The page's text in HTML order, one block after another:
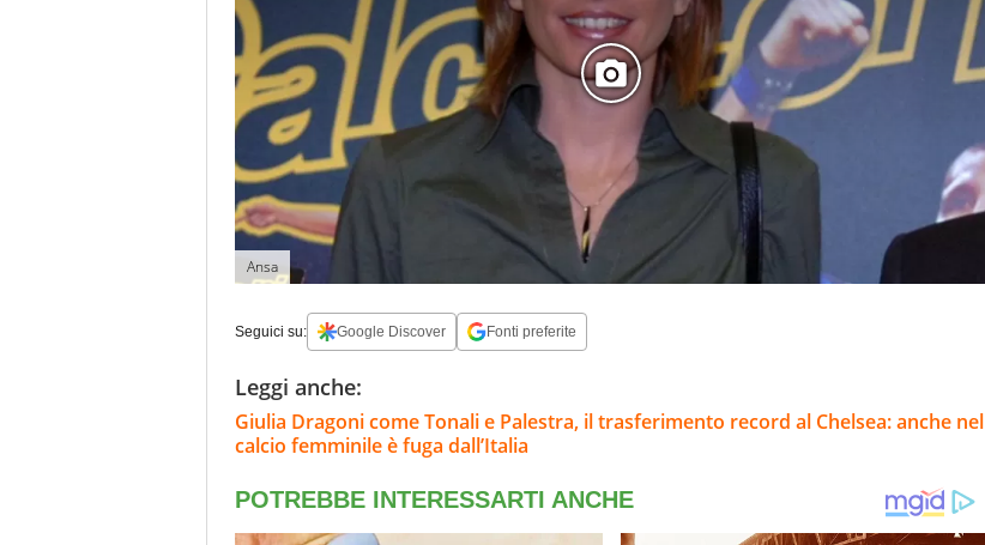
Ansa
Seguici su: Google Discover Fonti preferite
Leggi anche:
Giulia Dragoni come Tonali e Palestra, il trasferimento record al Chelsea: anche nel
calcio femminile è fuga dall’Italia